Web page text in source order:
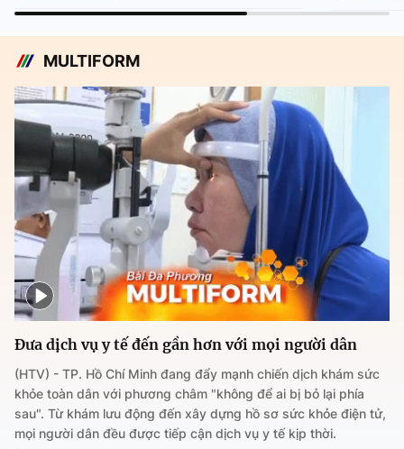
MULTIFORM
Đưa dịch vụ y tế đến gần hơn với mọi người dân
(HTV) - TP. Hồ Chí Minh đang đẩy mạnh chiến dịch khám sức
khỏe toàn dân với phương châm "không để ai bị bỏ lại phía
sau". Từ khám lưu động đến xây dựng hồ sơ sức khỏe điện tử,
mọi người dân đều được tiếp cận dịch vụ y tế kịp thời.